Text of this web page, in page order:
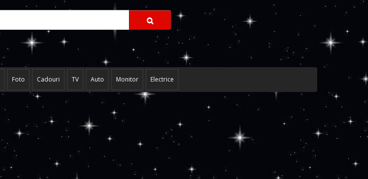
Foto Cadouri TV Auto Monitor Electrice